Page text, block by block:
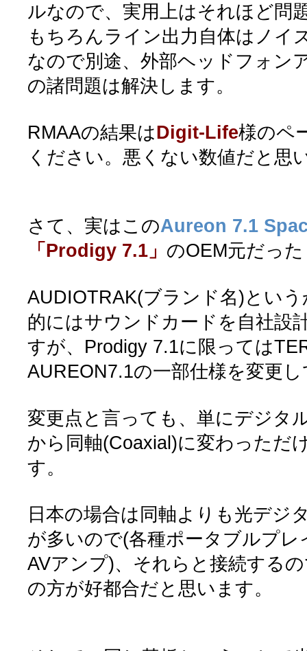
ルなので、実用上はそれほど問
もちろんライン出力自体はノイ
なので別途、外部ヘッドフォン
の諸問題は解決します。
RMAAの結果はDigit-Life様のペ
ください。悪くない数値だと思
さて、実はこのAureon 7.1
「Prodigy 7.1」 のOEM元だっ
AUDIOTRAK(ブランド名)とい
的にはサウンドカードを自社設
すが、Prodigy 7.1に限っては
AUREON7.1の一部仕様を変更
変更点と言っても、単にデジタ
から同軸(Coaxial)に変わっただ
す。
日本の場合は同軸よりも光デジ
が多いので(各種ポータブルプレ
AVアンプ)、それらと接続する
の方が好都合だと思います。